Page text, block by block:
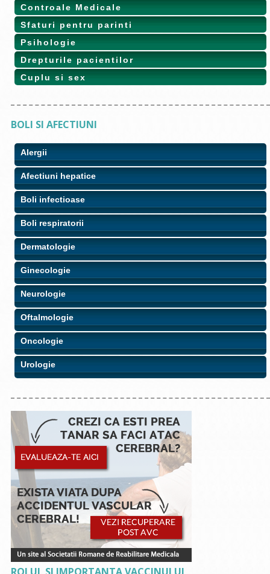
Controale Medicale
Sfaturi pentru parinti
Psihologie
Drepturile pacientilor
Cuplu si sex
BOLI SI AFECTIUNI
Alergii
Afectiuni hepatice
Boli infectioase
Boli respiratorii
Dermatologie
Ginecologie
Neurologie
Oftalmologie
Oncologie
Urologie